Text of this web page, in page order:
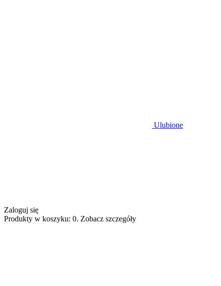
Ulubione
Zaloguj się
Produkty w koszyku: 0. Zobacz szczegóły